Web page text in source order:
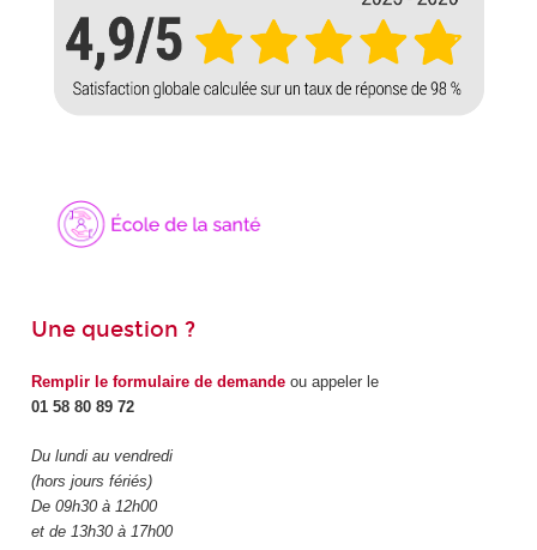
Une question ?
Remplir le formulaire de demandeou appeler le
01 58 80 89 72
Du lundi au vendredi
(hors jours fériés)
De 09h30 à 12h00
et de 13h30 à 17h00